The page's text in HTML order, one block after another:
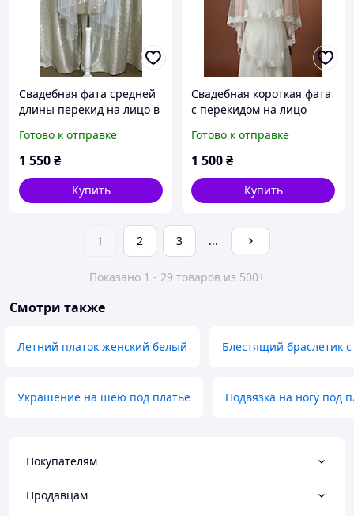
Свадебная фата средней
длины перекид на лицо в
Готово к отправке
1 550₴
Купить
Свадебная короткая фата
с перекидом на лицо
Готово к отправке
1 500₴
Купить
1 2 3 ...
Показано 1 - 29 товаров из 500+
Смотри также
Летний платок женский белый Блестящий браслетик
Украшение на шею под платье Подвязка на ногу под
Покупателям
Продавцам